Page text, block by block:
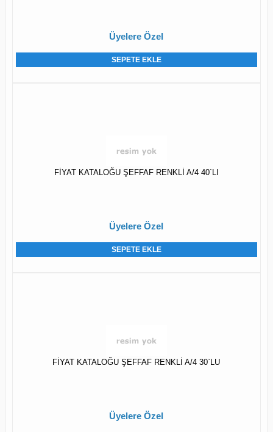
Üyelere Özel
SEPETE EKLE
FİYAT KATALOĞU ŞEFFAF RENKLİ A/4 40`LI
Üyelere Özel
SEPETE EKLE
FİYAT KATALOĞU ŞEFFAF RENKLİ A/4 30`LU
Üyelere Özel